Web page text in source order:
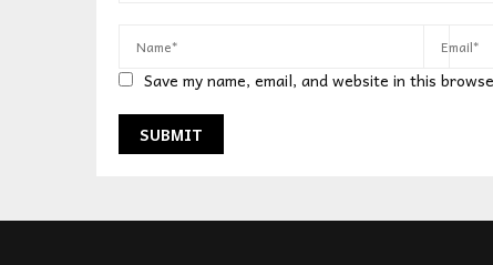
Save my name, email, and website in this